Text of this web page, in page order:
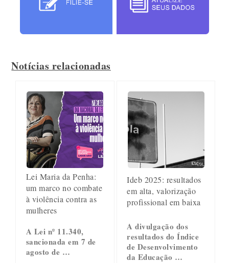
Notícias relacionadas
Lei Maria da Penha:
um marco no combate
à violência contra as
mulheres
A Lei nº 11.340,
sancionada em 7 de
agosto de …
Ideb 2025: resultados
em alta, valorização
profissional em baixa
A divulgação dos
resultados do Índice
de Desenvolvimento
da Educação …